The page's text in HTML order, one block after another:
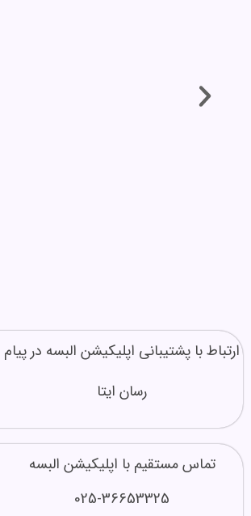
ارتباط با پشتیبانی اپلیکیشن البسه در پیام
رسان ایتا
تماس مستقیم با اپلیکیشن البسه
025-36653325